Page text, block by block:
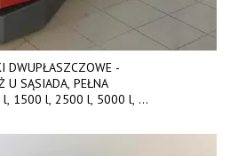
DWUPŁASZCZOWE -
U SĄSIADA, PEŁNA
l, 1500 l, 2500 l, 5000 l,